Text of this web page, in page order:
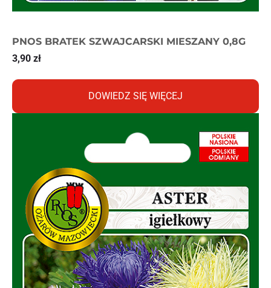
PNOS BRATEK SZWAJCARSKI MIESZANY 0,8G
3,90 zł
DOWIEDZ SIĘ WIĘCEJ